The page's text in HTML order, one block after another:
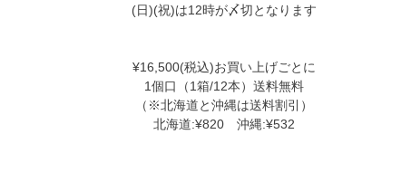
(日)(祝)は12時が〆切となります
¥16,500(税込)お買い上げごとに
1個口（1箱/12本）送料無料
（※北海道と沖縄は送料割引）
北海道:¥820 沖縄:¥532